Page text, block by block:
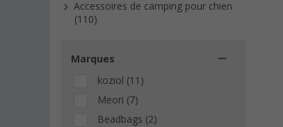
Accessoires de camping pour chien
(110)
Marques
koziol (11)
Meori (7)
Beadbags (2)